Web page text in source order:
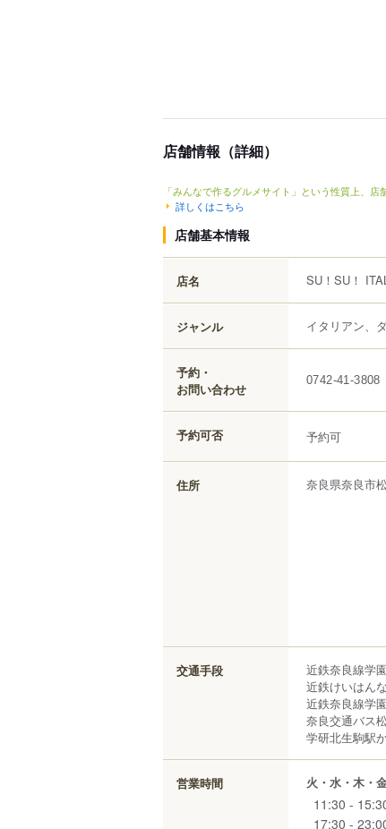
店舗情報（詳細）
「みんなで作るグルメサイト」という性質上、
詳しくはこちら
店舗基本情報
店名 SU！SU！
ジャンル イタリアン、
予約・
お問い合わせ
0742-41-3808
予約可否 予約可
住所 奈良県奈良市
交通手段
近鉄奈良線学
近鉄けいはん
近鉄奈良線学
奈良交通バス
学研北生駒駅
営業時間 火・水・木・
11:30 -
17:30 -